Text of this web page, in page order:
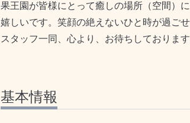
果王園が皆様にとって癒しの場所（空間）
嬉しいです。笑顔の絶えないひと時が過ご
スタッフ一同、心より、お待ちしております
基本情報